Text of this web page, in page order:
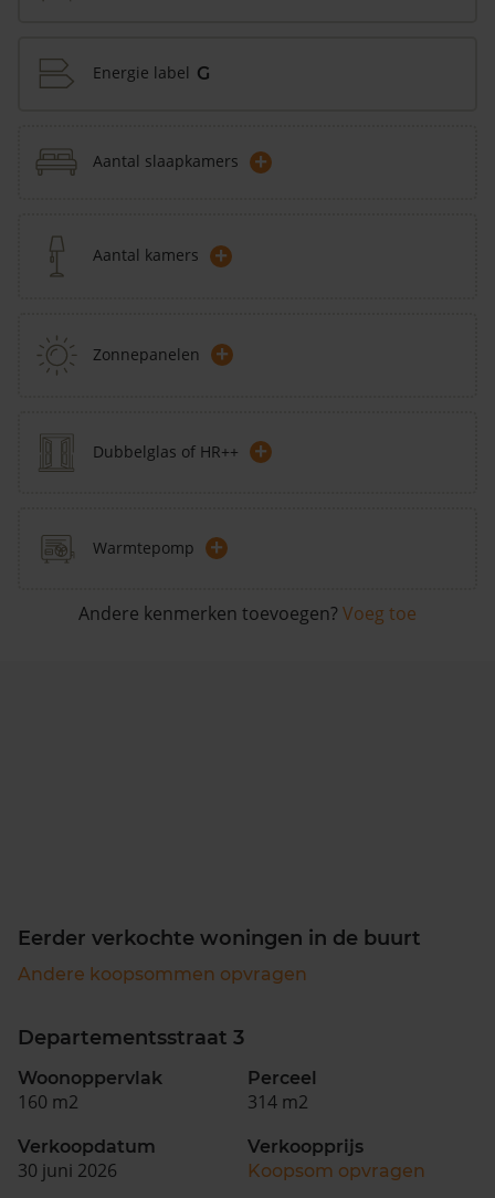
Energie label G
Aantal slaapkamers +
Aantal kamers +
Zonnepanelen +
Dubbelglas of HR++ +
Warmtepomp +
Andere kenmerken toevoegen? Voeg toe
Eerder verkochte woningen in de buurt
Andere koopsommen opvragen
Departementsstraat 3
Woonoppervlak
160 m2
Perceel
314 m2
Verkoopdatum
30 juni 2026
Verkoopprijs
Koopsom opvragen